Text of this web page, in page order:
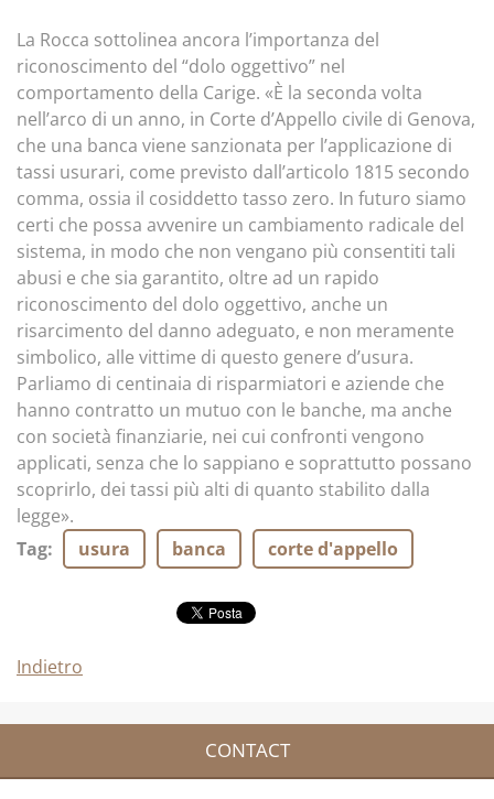
La Rocca sottolinea ancora l’importanza del
riconoscimento del “dolo oggettivo” nel
comportamento della Carige. «È la seconda volta
nell’arco di un anno, in Corte d’Appello civile di Genova,
che una banca viene sanzionata per l’applicazione di
tassi usurari, come previsto dall’articolo 1815 secondo
comma, ossia il cosiddetto tasso zero. In futuro siamo
certi che possa avvenire un cambiamento radicale del
sistema, in modo che non vengano più consentiti tali
abusi e che sia garantito, oltre ad un rapido
riconoscimento del dolo oggettivo, anche un
risarcimento del danno adeguato, e non meramente
simbolico, alle vittime di questo genere d’usura.
Parliamo di centinaia di risparmiatori e aziende che
hanno contratto un mutuo con le banche, ma anche
con società finanziarie, nei cui confronti vengono
applicati, senza che lo sappiano e soprattutto possano
scoprirlo, dei tassi più alti di quanto stabilito dalla
legge».
Tag: usura banca corte d'appello
Indietro
CONTACT